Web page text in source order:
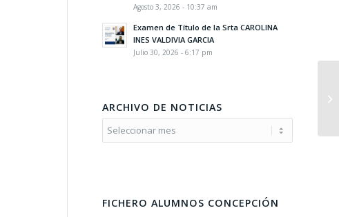
Agosto 3, 2026 - 10:37 am
Examen de Título de la Srta CAROLINA
INES VALDIVIA GARCIA
Julio 30, 2026 - 6:17 pm
ARCHIVO DE NOTICIAS
FICHERO ALUMNOS CONCEPCIÓN